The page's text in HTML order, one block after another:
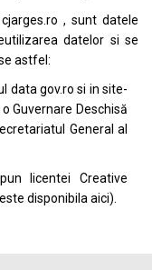
cjarges.ro , sunt datele
datelor si se
astfel:
data gov.ro si in site-
Guvernare Deschisă
General al
licentei Creative
disponibila aici).